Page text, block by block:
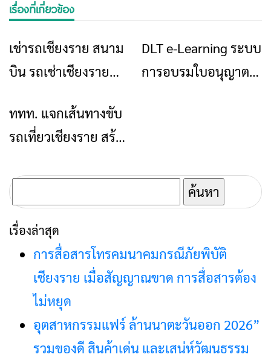
เรื่องที่เกี่ยวข้อง
ท่องเที่ยว
เช่ารถเชียงราย สนาม
บิน รถเช่าเชียงราย
Carrent
ข่าวเชียงราย
DLT e-Learning ระบบ
การอบรมใบอนุญาต
ข่าวเชียงราย
ททท. แจกเส้นทางขับ
รถเที่ยวเชียงราย สร้าง
เดินทาง หลังโควิด
คลี่คลาย
ค้นหา
สำหรับ:
เรื่องล่าสุด
การสื่อสารโทรคมนาคมกรณีภัยพิบัติ
เชียงราย เมื่อสัญญาณขาด การสื่อสารต้อง
ไม่หยุด
อุตสาหกรรมแฟร์ ล้านนาตะวันออก 2026”
รวมของดี สินค้าเด่น และเสน่ห์วัฒนธรรม